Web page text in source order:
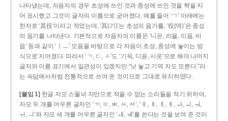
나타냈는데, 자음자의 경우 초성에 쓰인 것과 종성에 쓰인 것을 짝을 지
어 표시했고 그것이 글자의 이름으로 굳어졌다. 예를 들어 ‘ㄱ’ 아래에는
한자로 ‘其役’이라고 적었는데, ‘其(기)’는 초성의 음가를, ‘役(역)’은 종성
의 음가를 나타낸다. 기본적으로 자음자의 이름은 ‘니은, 리을, 미음, 비
읍’ 등과 같이 ‘ㅣㅡ’ 모음을 바탕으로 각 자음이 초성, 종성에 놓이는 방
식으로 지어졌다. 따라서 ‘ㄱ, ㄷ, ㅅ’도 ‘기윽, 디읃, 시읏’으로 해야 나머지
글자와 이름 표기에서 일관성이 있겠지만 “낫 놓고 기역 자도 모른다.”라
는 속담에서처럼 전통적으로 쓰여 온 것이므로 그대로 유지하였다.
[붙임 1] 한글 자모 스물넉 자만으로 적을 수 없는 소리들을 적기 위하여,
자모 두 개를 어우른 글자인 ‘ㄲ, ㄸ, ㅃ, ㅆ, ㅉ’, ‘ㅐ, ㅒ, ㅔ, ㅖ, ㅘ, ㅚ, ㅝ,
ㅟ, ㅢ’와 자모 세 개를 어우른 글자인 ‘ㅙ, ㅞ’를 쓴다는 것을 보여 준 것이